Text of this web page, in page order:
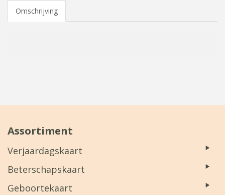
Omschrijving
Assortiment
Verjaardagskaart
Beterschapskaart
Geboortekaart